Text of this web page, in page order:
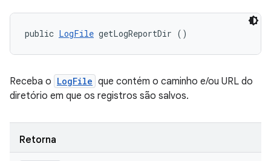
public LogFile getLogReportDir ()
Receba o LogFile que contém o caminho e/ou URL do
diretório em que os registros são salvos.
Retorna